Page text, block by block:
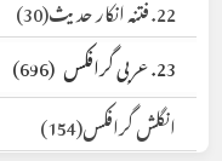
22. فتنہ انکار حدیث
(30)
23. عربی گرافکس
(696)
انگلش گرافکس(154)